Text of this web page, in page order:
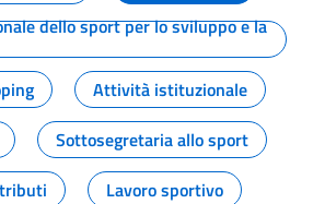
dello sport per lo sviluppo e la
Attività istituzionale
Sottosegretaria allo sport
Lavoro sportivo